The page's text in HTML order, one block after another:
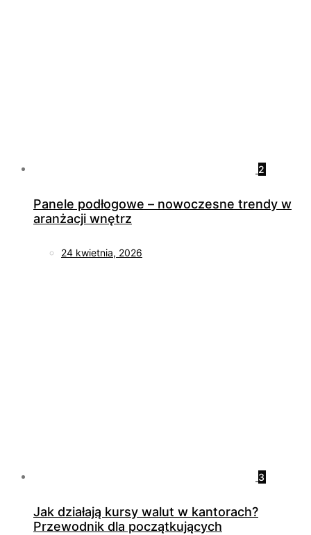
2
Panele podłogowe – nowoczesne trendy w
aranżacji wnętrz
24 kwietnia, 2026
3
Jak działają kursy walut w kantorach?
Przewodnik dla początkujących